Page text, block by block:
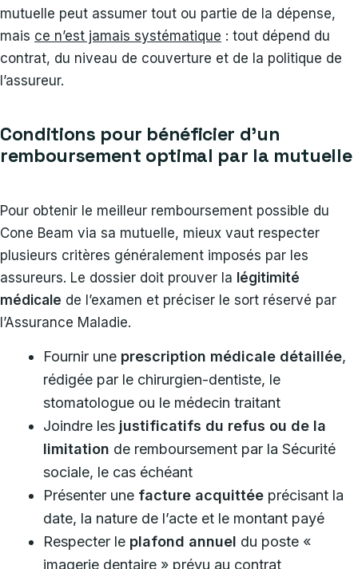
mutuelle peut assumer tout ou partie de la dépense,
mais ce n’est jamais systématique : tout dépend du
contrat, du niveau de couverture et de la politique de
l’assureur.
Conditions pour bénéficier d’un
remboursement optimal par la mutuelle
Pour obtenir le meilleur remboursement possible du
Cone Beam via sa mutuelle, mieux vaut respecter
plusieurs critères généralement imposés par les
assureurs. Le dossier doit prouver la légitimité
médicale de l’examen et préciser le sort réservé par
l’Assurance Maladie.
Fournir une prescription médicale détaillée,
rédigée par le chirurgien-dentiste, le
stomatologue ou le médecin traitant
Joindre les justificatifs du refus ou de la
limitation de remboursement par la Sécurité
sociale, le cas échéant
Présenter une facture acquittée précisant la
date, la nature de l’acte et le montant payé
Respecter le plafond annuel du poste «
imagerie dentaire » prévu au contrat